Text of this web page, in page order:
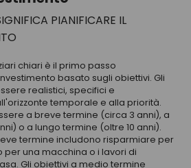
PIANIFICARE IL
chiari è il primo passo
basato sugli obiettivi. Gli
realistici, specifici e
temporale e alla priorità.
a breve termine (circa 3 anni), a
o a lungo termine (oltre 10 anni).
termine includono risparmiare per
per una macchina o i lavori di
Gli obiettivi a medio termine